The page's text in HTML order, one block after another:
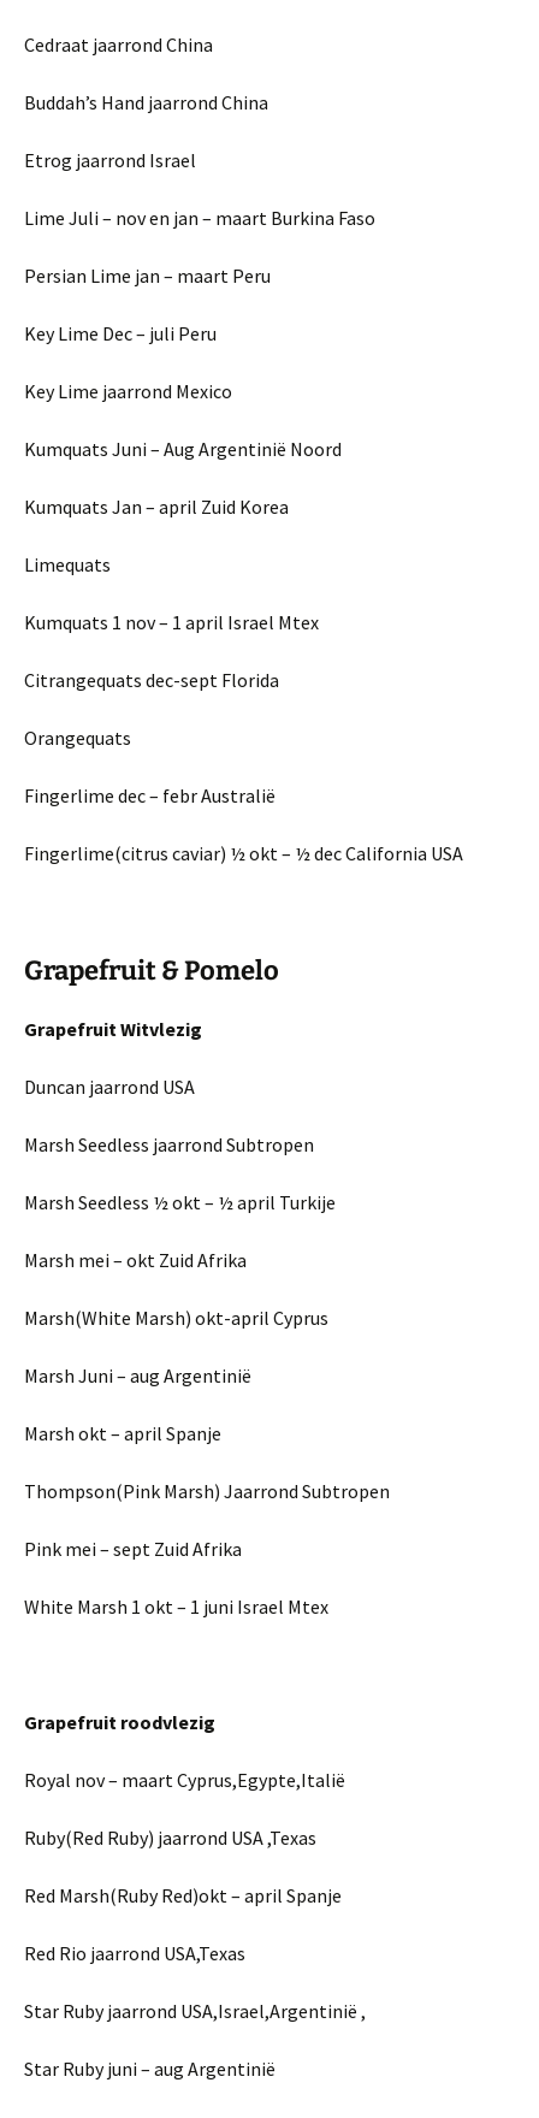
Cedraat jaarrond China
Buddah’s Hand jaarrond China
Etrog jaarrond Israel
Lime Juli – nov en jan – maart Burkina Faso
Persian Lime jan – maart Peru
Key Lime Dec – juli Peru
Key Lime jaarrond Mexico
Kumquats Juni – Aug Argentinië Noord
Kumquats Jan – april Zuid Korea
Limequats
Kumquats 1 nov – 1 april Israel Mtex
Citrangequats dec-sept Florida
Orangequats
Fingerlime dec – febr Australië
Fingerlime(citrus caviar) ½ okt – ½ dec California USA
Grapefruit & Pomelo
Grapefruit Witvlezig
Duncan jaarrond USA
Marsh Seedless jaarrond Subtropen
Marsh Seedless ½ okt – ½ april Turkije
Marsh mei – okt Zuid Afrika
Marsh(White Marsh) okt-april Cyprus
Marsh Juni – aug Argentinië
Marsh okt – april Spanje
Thompson(Pink Marsh) Jaarrond Subtropen
Pink mei – sept Zuid Afrika
White Marsh 1 okt – 1 juni Israel Mtex
Grapefruit roodvlezig
Royal nov – maart Cyprus,Egypte,Italië
Ruby(Red Ruby) jaarrond USA ,Texas
Red Marsh(Ruby Red)okt – april Spanje
Red Rio jaarrond USA,Texas
Star Ruby jaarrond USA,Israel,Argentinië ,
Star Ruby juni – aug Argentinië